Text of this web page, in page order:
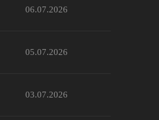
06.07.2026
05.07.2026
03.07.2026